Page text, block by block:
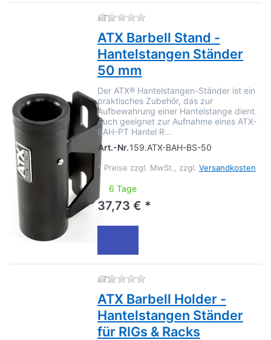
ATX Zu diesem Produkt liegen
ATX Barbell Stand -
Hantelstangen Ständer
50 mm
Der ATX® Hantelstangen-Ständer ist ein
praktisches Zubehör, das zur
Aufbewahrung einer Hantelstange dient.
Auch geeignet zur Aufnahme eines ATX-
BAH-PT Hantel R…
Art.-Nr.159.ATX-BAH-BS-50
* Preise zzgl. MwSt., zzgl. Versandkosten
6 Tage
37,73 € *
ATX Zu diesem Produkt liegen
ATX Barbell Holder -
Hantelstangen Ständer
für RIGs & Racks